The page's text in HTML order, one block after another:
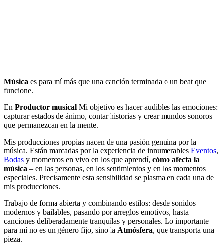
Música es para mí más que una canción terminada o un beat que
funcione.
En Productor musical Mi objetivo es hacer audibles las emociones:
capturar estados de ánimo, contar historias y crear mundos sonoros
que permanezcan en la mente.
Mis producciones propias nacen de una pasión genuina por la
música. Están marcadas por la experiencia de innumerables Eventos,
Bodas y momentos en vivo en los que aprendí, cómo afecta la
música – en las personas, en los sentimientos y en los momentos
especiales. Precisamente esta sensibilidad se plasma en cada una de
mis producciones.
Trabajo de forma abierta y combinando estilos: desde sonidos
modernos y bailables, pasando por arreglos emotivos, hasta
canciones deliberadamente tranquilas y personales. Lo importante
para mí no es un género fijo, sino la Atmósfera, que transporta una
pieza.